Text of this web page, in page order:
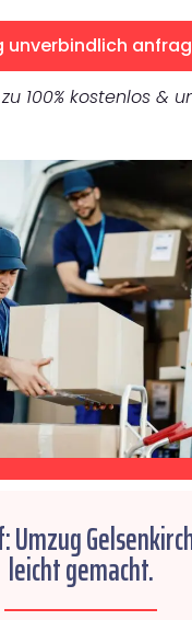
unverbindlich
100% kostenlos &
Umzug
leicht gemacht.